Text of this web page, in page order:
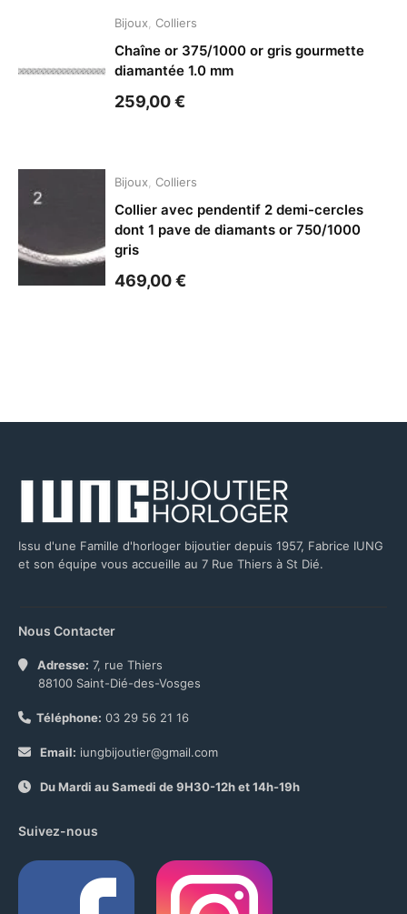
Bijoux Colliers
Chaîne or 375/1000 or gris gourmette
diamantée 1.0 mm
259,00€
Bijoux Colliers
Collier avec pendentif 2 demi-cercles
dont 1 pave de diamants or 750/1000
gris
469,00€
Issu d'une Famille d'horloger bijoutier depuis 1957, Fabrice IUNG
et son équipe vous accueille au 7 Rue Thiers à St Dié.
Nous Contacter
Adresse: 7, rue Thiers
88100 Saint-Dié-des-Vosges
Téléphone: 03 29 56 21 16
Email: iungbijoutier@gmail.com
Du Mardi au Samedi de 9H30-12h et 14h-19h
Suivez-nous